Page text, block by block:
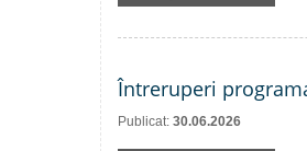
Întreruperi
Publicat: 30.06.2026